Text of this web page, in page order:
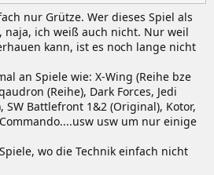
nur Grütze. Wer dieses Spiel als
ich weiß auch nicht. Nur weil
kann, ist es noch lange nicht
an Spiele wie: X-Wing (Reihe bze
(Reihe), Dark Forces, Jedi
SW Battlefront 1&2 (Original), Kotor,
usw um nur einige
wo die Technik einfach nicht